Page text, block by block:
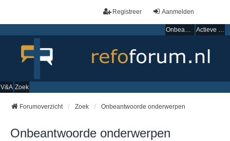
Aanmelden
Registreer
Onbeantwoorde onderwerpen Actieve onderwerpen
V&A Zoek
Forumoverzicht Zoek Onbeantwoorde onderwerpen
Onbeantwoorde onderwerpen